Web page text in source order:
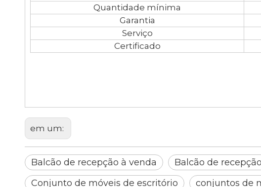
Quantidade mínima
Garantia
Serviço
Certificado
em um:
Balcão de recepção à venda Balcão de recepção
Conjunto de móveis de escritório
conjuntos de